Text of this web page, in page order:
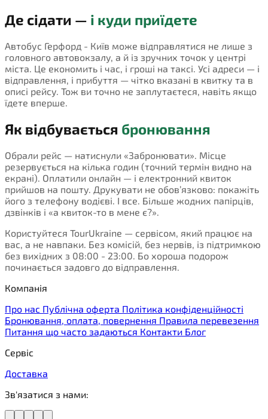
Де сідати — і куди приїдете
Автобус Герфорд - Київ може відправлятися не лише з
головного автовокзалу, а й із зручних точок у центрі
міста. Це економить і час, і гроші на таксі. Усі адреси — і
відправлення, і прибуття — чітко вказані в квитку та в
описі рейсу. Тож ви точно не заплутаєтеся, навіть якщо
їдете вперше.
Як відбувається бронювання
Обрали рейс — натиснули «Забронювати». Місце
резервується на кілька годин (точний термін видно на
екрані). Оплатили онлайн — і електронний квиток
прийшов на пошту. Друкувати не обов’язково: покажіть
його з телефону водієві. І все. Більше жодних папірців,
дзвінків і «а квиток-то в мене є?».
Користуйтеся TourUkraine — сервісом, який працює на
вас, а не навпаки. Без комісій, без нервів, із підтримкою
без вихідних з 08:00 - 23:00. Бо хороша подорож
починається задовго до відправлення.
Компанія
Про нас Публічна оферта Політика конфіденційності
Бронювання, оплата, повернення Правила перевезення
Питання що часто задаються Контакти Блог
Сервіс
Доставка
Зв'язатися з нами: